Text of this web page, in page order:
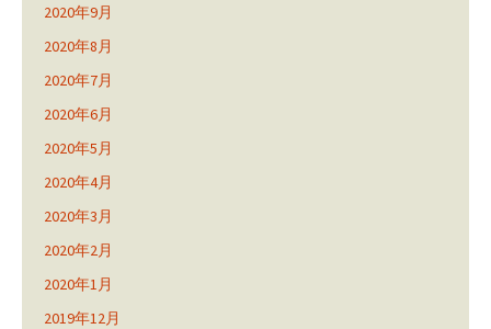
2020年9月
2020年8月
2020年7月
2020年6月
2020年5月
2020年4月
2020年3月
2020年2月
2020年1月
2019年12月